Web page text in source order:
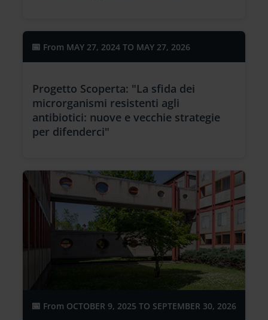
From MAY 27, 2024 TO MAY 27, 2026
Progetto Scoperta: "La sfida dei
microrganismi resistenti agli
antibiotici: nuove e vecchie strategie
per difenderci"
From OCTOBER 9, 2025 TO SEPTEMBER 30, 2026